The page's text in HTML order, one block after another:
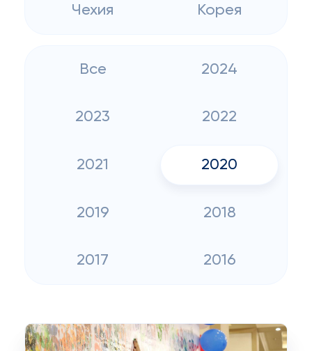
Чехия Корея
Все 2024
2023 2022
2021 2020
2019 2018
2017 2016